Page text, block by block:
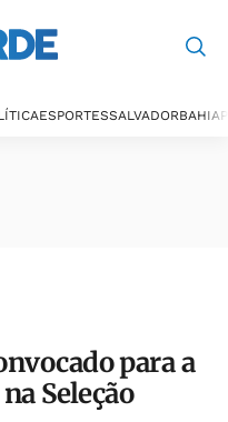
ESPORTESSALVADORBAHIA
para a
Seleção